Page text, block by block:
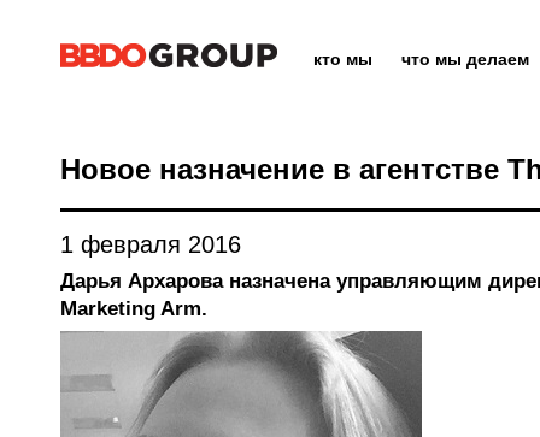
кто мы что мы делаем
Новое назначение в агентстве
1 февраля 2016
Дарья Архарова назначена управляющим
Marketing Arm.